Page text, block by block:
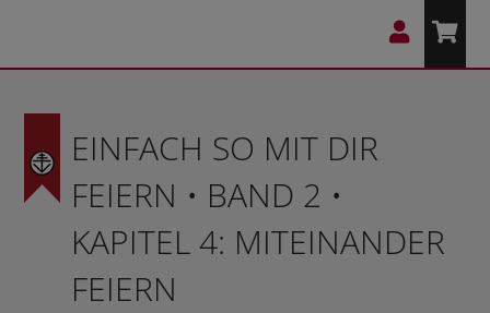
EINFACH SO MIT DIR
FEIERN • BAND 2 •
KAPITEL 4: MITEINANDER
FEIERN